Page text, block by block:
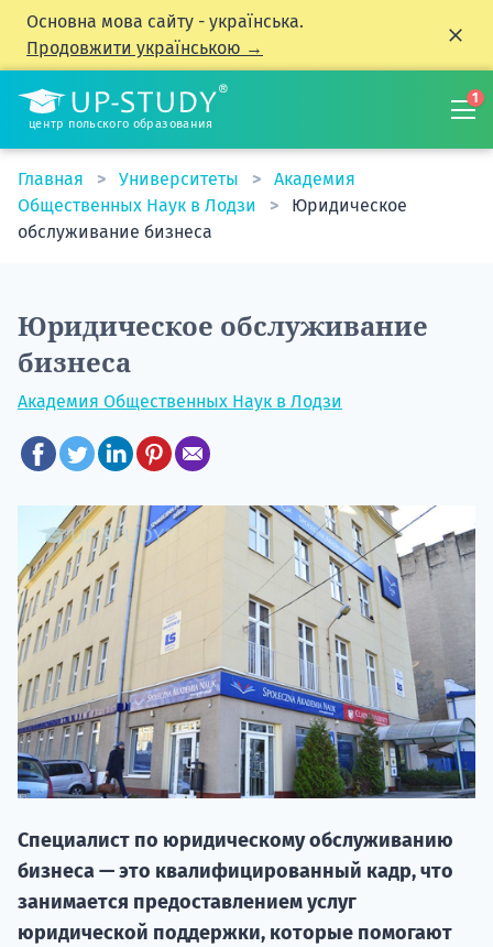
Основна мова сайту - українська.
Продовжити українською →
центр польского образования
1
Главная Университеты
Академия
Общественных Наук в Лодзи
Юридическое
обслуживание бизнеса
Юридическое обслуживание
бизнеса
Академия Общественных Наук в Лодзи
Специалист по юридическому обслуживанию
бизнеса — это квалифицированный кадр, что
занимается предоставлением услуг
юридической поддержки, которые помогают
20.09
НАБОР